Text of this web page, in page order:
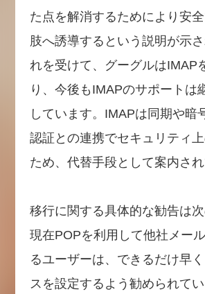
た点を解消するためにより安
肢へ誘導するという説明が示
れを受けて、グーグルはIMAP
り、今後もIMAPのサポートは
しています。IMAPは同期や暗
認証との連携でセキュリティ
ため、代替手段として案内され
移行に関する具体的な勧告は次
現在POPを利用して他社メー
るユーザーは、できるだけ早
スを設定するよう勧められて